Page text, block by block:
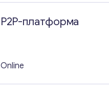
P2P-платформа
Online